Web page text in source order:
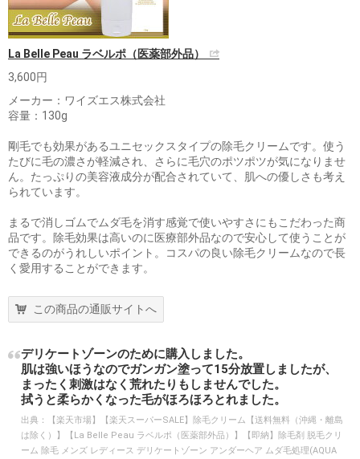
La Belle Peau ラベルポ（医薬部外品）
3,600円
メーカー：ワイズエス株式会社
容量：130g
剛毛でも効果があるユニセックスタイプの除毛クリームです。使う
たびに毛の濃さが軽減され、さらに毛穴のポツポツが気になりませ
ん。たっぷりの美容液成分が配合されていて、肌への優しさも考え
られています。
まるで消しゴムでムダ毛を消す感覚で使いやすさにもこだわった商
品です。除毛効果は高いのに医療部外品なので安心して使うことが
できるのがうれしいポイント。コスパの良い除毛クリームなので長
く愛用することができます。
この商品の通販サイトへ
デリケートゾーンのために購入しました。
肌は強いほうなのでガンガン塗って15分放置しましたが、
まったく刺激はなく荒れたりもしませんでした。
拭うと柔らかくなった毛がほろほろとれました。
出典：
【楽天市場】【楽天スーパーSALE】除毛クリーム【送料無料（沖縄・離島
は除く）】【La Belle Peau ラベルポ（医薬部外品）】【即納】除毛剤 脱毛クリ
ーム 除毛 メンズ レディース デリケートゾーン アンダーヘア ムダ毛処理(AQUA